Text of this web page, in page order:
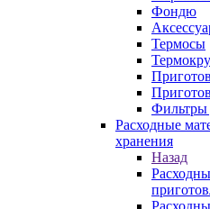
Фондю
Термосы
Фильтры
Расходные
хранения
Назад